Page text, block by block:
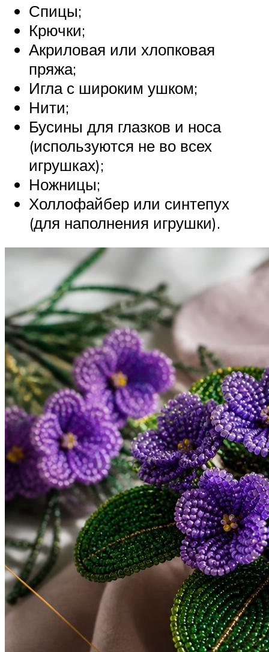
Спицы;
Крючки;
Акриловая или хлопковая
пряжа;
Игла с широким ушком;
Нити;
Бусины для глазков и носа
(используются не во всех
игрушках);
Ножницы;
Холлофайбер или синтепух
(для наполнения игрушки).